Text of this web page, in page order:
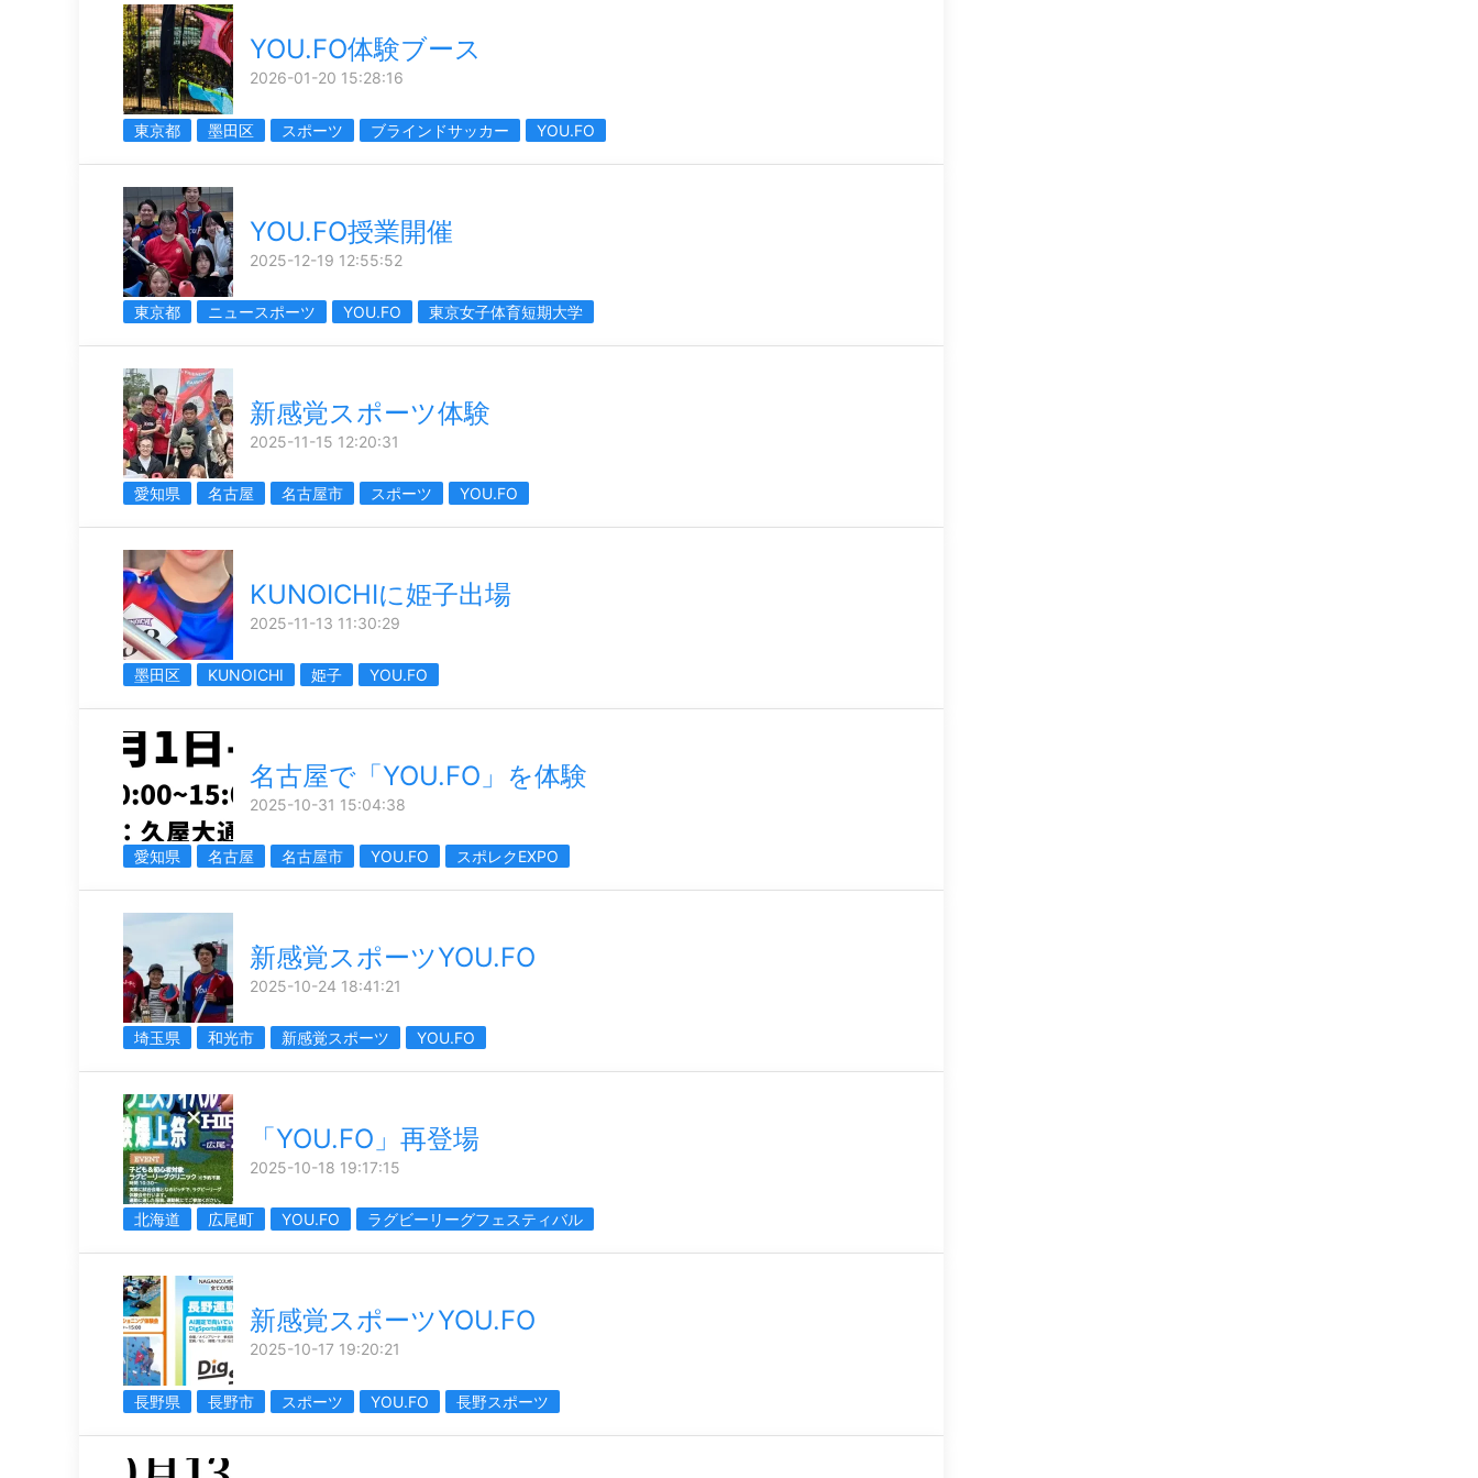
YOU.FO体験ブース
2026-01-20 15:28:16
東京都 墨田区 スポーツ ブラインドサッカー YOU.FO
YOU.FO授業開催
2025-12-19 12:55:52
東京都 ニュースポーツ YOU.FO 東京女子体育短期大学
新感覚スポーツ体験
2025-11-15 12:20:31
愛知県 名古屋 名古屋市 スポーツ YOU.FO
KUNOICHIに姫子出場
2025-11-13 11:30:29
墨田区 KUNOICHI 姫子 YOU.FO
名古屋で「YOU.FO」を体験
2025-10-31 15:04:38
愛知県 名古屋 名古屋市 YOU.FO スポレクEXPO
新感覚スポーツYOU.FO
2025-10-24 18:41:21
埼玉県 和光市 新感覚スポーツ YOU.FO
「YOU.FO」再登場
2025-10-18 19:17:15
北海道 広尾町 YOU.FO ラグビーリーグフェスティバル
新感覚スポーツYOU.FO
2025-10-17 19:20:21
長野県 長野市 スポーツ YOU.FO 長野スポーツ